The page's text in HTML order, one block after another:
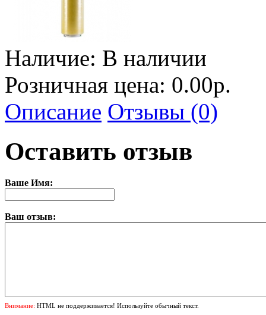
Наличие: В наличии
Розничная цена: 0.00р.
Описание Отзывы (0)
Оставить отзыв
Ваше Имя:
Ваш отзыв:
Внимание: HTML не поддерживается! Используйте обычный текст.